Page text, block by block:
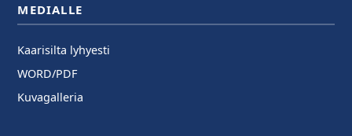
MEDIALLE
Kaarisilta lyhyesti
WORD/PDF
Kuvagalleria